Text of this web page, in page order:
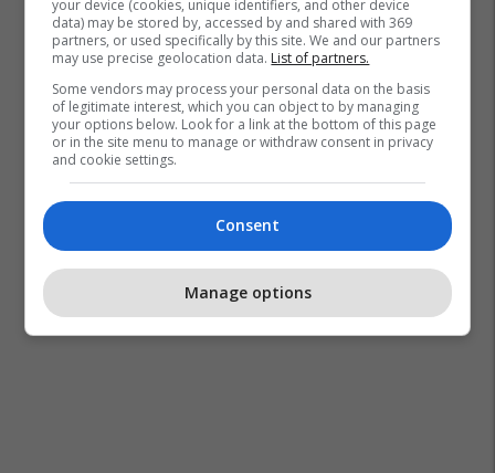
Isa Mustafa Enver Hoxhaj
your device (cookies, unique identifiers, and other device
data) may be stored by, accessed by and shared with 369
partners, or used specifically by this site. We and our partners
may use precise geolocation data. List of partners.
Some vendors may process your personal data on the basis
of legitimate interest, which you can object to by managing
your options below. Look for a link at the bottom of this page
or in the site menu to manage or withdraw consent in privacy
and cookie settings.
Consent
Manage options